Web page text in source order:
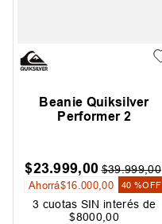
Beanie Quiksilver
Performer 2
$23.999,00 $39.999,00
Ahorrá$16 .000 ,00 40 %OFF
3 cuotas SIN interés de
$8000 ,00